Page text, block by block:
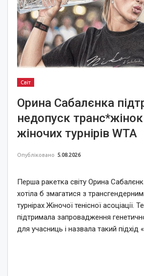
Світ
Орина Сабалєнка
недопуск
жіночих турнірів WTA
Опубліковано 5.08.2026
Перша ракетка світу Орина
хотіла б змагатися з
турнірах Жіночої тенісної асоціації.
підтримала запровадження
для учасниць і назвала такий підхід